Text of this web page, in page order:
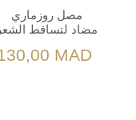
مصل روزماري
مضاد لتساقط الشعر
MAD